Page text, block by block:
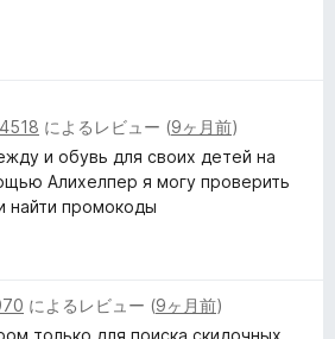
によるレビュー (9ヶ月前)
и обувь для своих детей на
Алихелпер я могу проверить
найти промокоды
によるレビュー (9ヶ月前)
только для поиска скидочных